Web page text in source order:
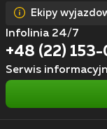
Ekipy
Infolinia 24/7
+48 (22)
Serwis